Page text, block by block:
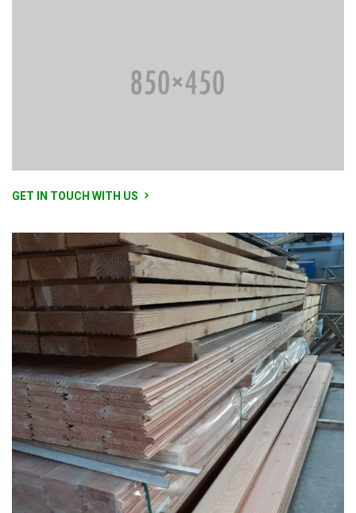
GET IN TOUCH WITH US